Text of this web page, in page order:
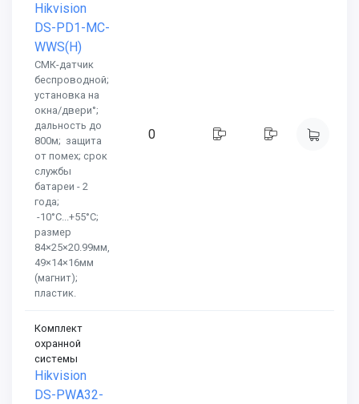
Hikvision
DS-PD1-MC-
WWS(H)
СМК-датчик
беспроводной;
установка на
окна/двери°;
дальность до
800м; защита
от помех; срок
службы
батареи - 2
года;
-10°C...+55°C;
размер
84×25×20.99мм,
49×14×16мм
(магнит);
пластик.
0
Комплект
охранной
системы
Hikvision
DS-PWA32-